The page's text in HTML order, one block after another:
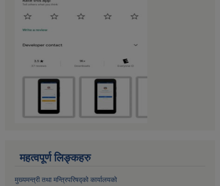
महत्वपूर्ण लिङ्कहरु
मुख्यमन्त्री तथा मन्त्रिपरिषद्को कार्यालयको